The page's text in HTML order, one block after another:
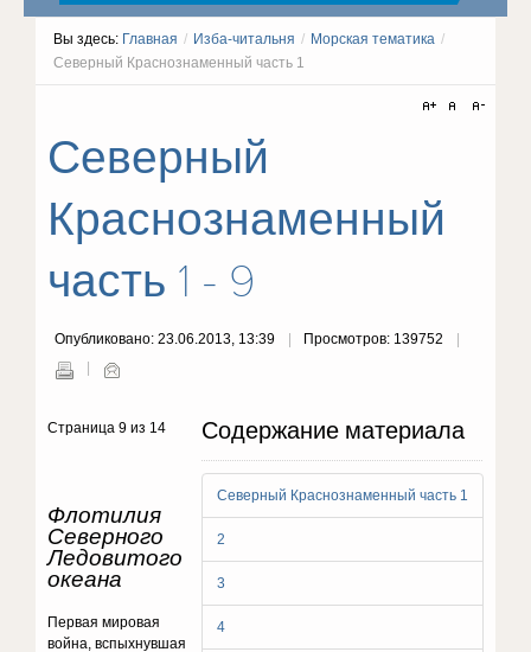
Вы здесь: Главная / Изба-читальня / Морская тематика /
Северный Краснознаменный часть 1
Северный
Краснознаменный
часть 1 - 9
Опубликовано: 23.06.2013, 13:39 Просмотров: 139752
Содержание материала
Северный Краснознаменный часть 1
2
3
4
Страница 9 из 14
Флотилия
Северного
Ледовитого
океана
Первая мировая
война, вспыхнувшая